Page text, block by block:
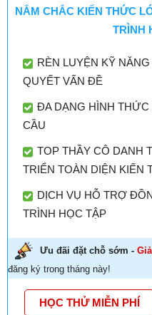
NẮM CHẮC KIẾN THỨC
TRÌNH
RÈN LUYỆN KỸ
QUYẾT VẤN ĐỀ
ĐA DẠNG HÌNH
CẦU
TOP THẦY CÔ DANH
TRIỂN TOÀN DIỆN KIẾN
DỊCH VỤ HỖ TRỢ
TRÌNH HỌC TẬP
Ưu đãi đặt chỗ sớm -
đăng ký trong tháng này!
HỌC THỬ MIỄN PHÍ